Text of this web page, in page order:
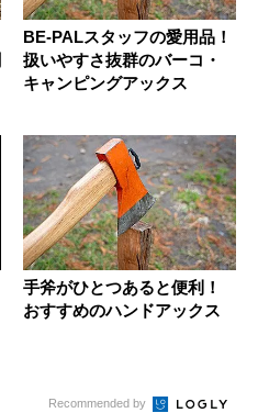
BE-PALスタッフの愛用品！
扱いやすさ抜群のバーコ・
キャンピングアックス
手斧がひとつあると便利！
おすすめのハンドアックス
Recommended by